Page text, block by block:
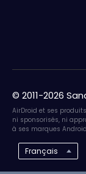
© 2011-2026
AirDroid et ses
ni sponsorisés, ni
à ses marques
Français